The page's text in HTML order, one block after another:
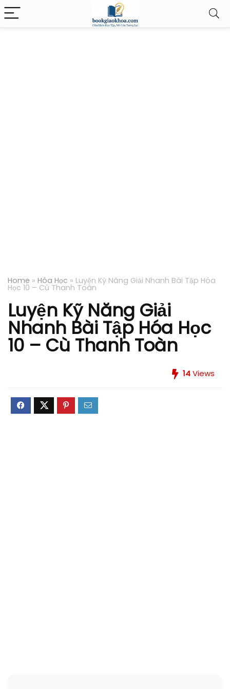
Home » Hóa Học » Luyện Kỹ Năng Giải Nhanh Bài Tập Hóa
Học 10 – Cù Thanh Toàn
Luyện Kỹ Năng Giải
Nhanh Bài Tập Hóa Học
10 – Cù Thanh Toàn
14Views